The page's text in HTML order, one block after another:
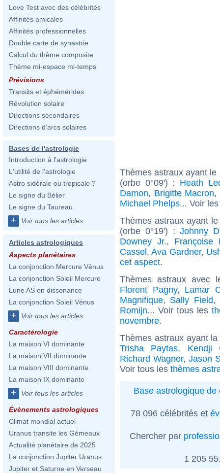
Love Test avec des célébrités
Affinités amicales
Affinités professionnelles
Double carte de synastrie
Calcul du thème composite
Thème mi-espace mi-temps
Prévisions
Transits et éphémérides
Révolution solaire
Directions secondaires
Directions d'arcs solaires
Bases de l'astrologie
Introduction à l'astrologie
L'utilité de l'astrologie
Astro sidérale ou tropicale ?
Le signe du Bélier
Le signe du Taureau
+ Voir tous les articles
Articles astrologiques
Aspects planétaires
La conjonction Mercure Vénus
La conjonction Soleil Mercure
Lune AS en dissonance
La conjonction Soleil Vénus
+ Voir tous les articles
Caractérologie
La maison VI dominante
La maison VII dominante
La maison VIII dominante
La maison IX dominante
+ Voir tous les articles
Évènements astrologiques
Climat mondial actuel
Uranus transite les Gémeaux
Actualité planétaire de 2025
La conjonction Jupiter Uranus
Jupiter et Saturne en Verseau
Thèmes astraux ayant
(orbe 0°09') : Heath
Damon, Brigitte Macron,
Michael Phelps... Voir
Thèmes astraux ayant
(orbe 0°19') :Johnny
Downey Jr., Françoise
Cassel,Ava Gardner,
cet aspect.
Thèmes astraux avec
Florent Pagny, Lamar
Magnifique, Sally Field,
Romijn... Voir tous les
novembre.
Thèmes astraux ayant
Trisha Paytas, Kendji
Richard Wagner, Jason
Voir tous les thèmes
Base astrologique de
78 096 célébrités et
Chercher par
1 205